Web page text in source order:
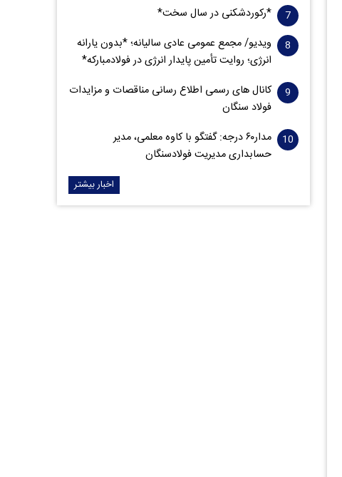
*رکوردشکنی در سال سخت*
ویدیو/ مجمع عمومی عادی سالیانه؛ *بدون یارانه
انرژی؛ روایت تأمین پایدار انرژی در فولادمبارکه*
کانال های رسمی اطلاع رسانی مناقصات و مزایدات
فولاد سنگان
مدار‌۶٠ درجه: گفتگو با کاوه معلمی، مدیر
حسابداری مدیریت فولادسنگان
اخبار بیشتر